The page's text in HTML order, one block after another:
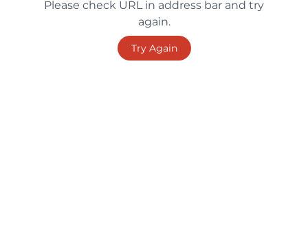
Please check URL in address bar and try
again.
Try Again